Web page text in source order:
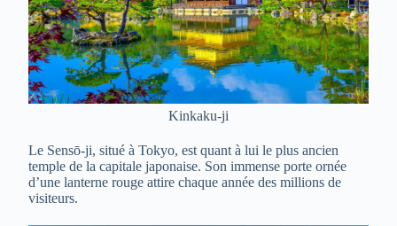
Kinkaku-ji
Le Sensō-ji, situé à Tokyo, est quant à lui le plus ancien
temple de la capitale japonaise. Son immense porte ornée
d’une lanterne rouge attire chaque année des millions de
visiteurs.